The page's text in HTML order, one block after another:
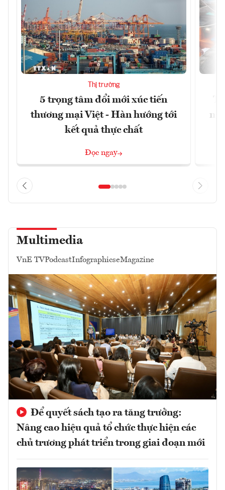
Thị trường
5 trọng tâm đổi mới xúc tiến
thương mại Việt - Hàn hướng tới
kết quả thực chất
Đọc ngay
Multimedia
VnE TVPodcastInfographicseMagazine
Để quyết sách tạo ra tăng trưởng:
Nâng cao hiệu quả tổ chức thực hiện các
chủ trương phát triển trong giai đoạn mới